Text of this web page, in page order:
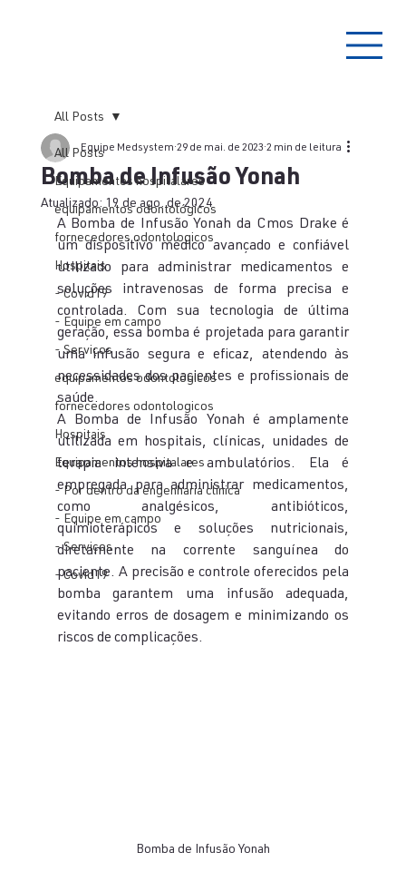
All Posts
Equipamentos hospitalares
equipamentos odontológicos
fornecedores odontologicos
Hospitais
- Covid19
- Equipe em campo
- Serviços
equipamentos odontológicos
fornecedores odontologicos
Hospitais
Equipamentos hospitalares
- Por dentro da engenharia clínica
- Equipe em campo
- Serviços
- Covid19
All Posts
Bomba de Infusão Yonah
Equipe Medsystem 29 de mai. de 2023 2 min de leitura
Atualizado:19 de ago. de 2024
A Bomba de Infusão Yonah da Cmos Drake é
um dispositivo médico avançado e confiável
utilizado para administrar medicamentos e
soluções intravenosas de forma precisa e
controlada. Com sua tecnologia de última
geração, essa bomba é projetada para garantir
uma infusão segura e eficaz, atendendo às
necessidades dos pacientes e profissionais de
saúde.
A Bomba de Infusão Yonah é amplamente
utilizada em hospitais, clínicas, unidades de
terapia intensiva e ambulatórios. Ela é
empregada para administrar medicamentos,
como analgésicos, antibióticos,
quimioterápicos e soluções nutricionais,
diretamente na corrente sanguínea do
paciente. A precisão e controle oferecidos pela
bomba garantem uma infusão adequada,
evitando erros de dosagem e minimizando os
riscos de complicações.
Bomba de Infusão Yonah